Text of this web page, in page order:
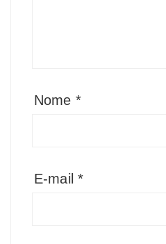
Nome *
E-mail*